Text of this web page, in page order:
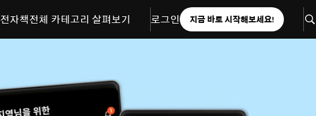
전자책전체 카테고리 살펴보기 로그인 지금 바로 시작해보세요!